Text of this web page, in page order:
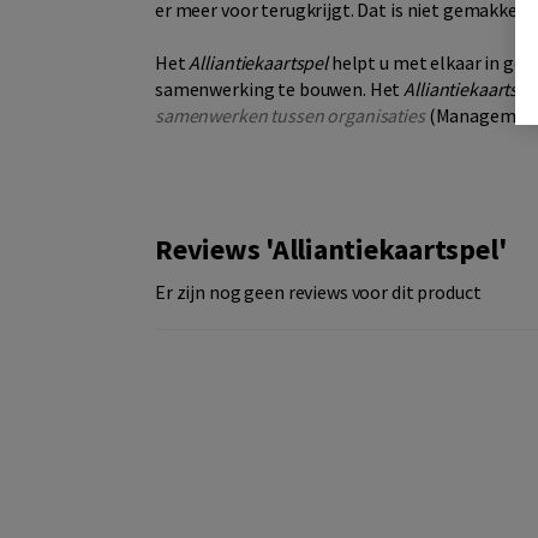
er meer voor terugkrijgt. Dat is niet
HetAlliantiekaartspelhelpt u met elkaar in
samenwerking te bouwen. HetAlliantiekaartspel
samenwerken tussen organisaties
Reviews 'Alliantiekaartspel'
Er zijn nog geen reviews voor dit product